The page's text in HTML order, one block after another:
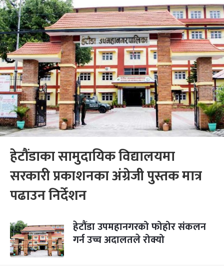
हेटौंडाका सामुदायिक विद्यालयमा
सरकारी प्रकाशनका अंग्रेजी पुस्तक मात्र
पढाउन निर्देशन
हेटौंडा उपमहानगरको फोहोर संकलन
गर्न उच्च अदालतले रोक्यो